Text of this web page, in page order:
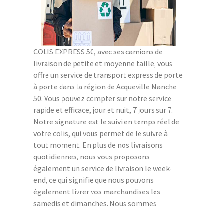
COLIS EXPRESS 50, avec ses camions de
livraison de petite et moyenne taille, vous
offre un service de transport express de porte
à porte dans la région de Acqueville Manche
50. Vous pouvez compter sur notre service
rapide et efficace, jour et nuit, 7 jours sur 7.
Notre signature est le suivi en temps réel de
votre colis, qui vous permet de le suivre à
tout moment. En plus de nos livraisons
quotidiennes, nous vous proposons
également un service de livraison le week-
end, ce qui signifie que nous pouvons
également livrer vos marchandises les
samedis et dimanches. Nous sommes